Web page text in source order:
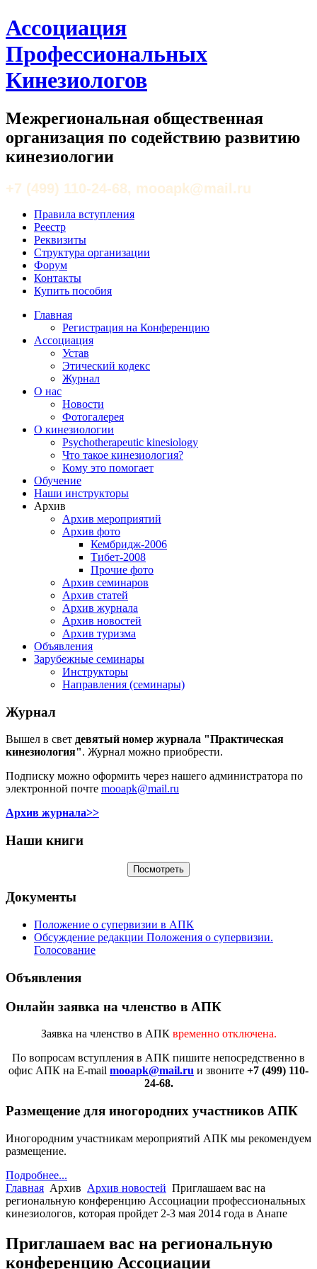
Ассоциация
Профессиональных
Кинезиологов
Межрегиональная общественная
организация по содействию развитию
кинезиологии
+7 (499) 110-24-68, mooapk@mail.ru
Правила вступления
Реестр
Реквизиты
Структура организации
Форум
Контакты
Купить пособия
Главная
Регистрация на Конференцию
Ассоциация
Устав
Этический кодекс
Журнал
О нас
Новости
Фотогалерея
О кинезиологии
Psychotherapeutic kinesiology
Что такое кинезиология?
Кому это помогает
Обучение
Наши инструкторы
Архив
Архив мероприятий
Архив фото
Кембридж-2006
Тибет-2008
Прочие фото
Архив семинаров
Архив статей
Архив журнала
Архив новостей
Архив туризма
Объявления
Зарубежные семинары
Инструкторы
Направления (семинары)
Журнал
Вышел в свет девятый номер журнала "Практическая
кинезиология". Журнал можно приобрести.
Подписку можно оформить через нашего администратора по
электронной почте mooapk@mail.ru
Архив журнала>>
Наши книги
Документы
Положение о супервизии в АПК
Обсуждение редакции Положения о супервизии.
Голосование
Объявления
Онлайн заявка на членство в АПК
Заявка на членство в АПК временно отключена.
По вопросам вступления в АПК пишите непосредственно в
офис АПК на E-mail mooapk@mail.ru и звоните +7 (499) 110-
24-68.
Размещение для иногородних участников АПК
Иногородним участникам мероприятий АПК мы рекомендуем
размещение.
Подробнее...
Главная Архив Архив новостей Приглашаем вас на
региональную конференцию Ассоциации профессиональных
кинезиологов, которая пройдет 2-3 мая 2014 года в Анапе
Приглашаем вас на региональную
конференцию Ассоциации